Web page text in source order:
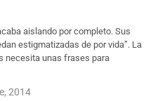
aislando por completo. Sus
estigmatizadas de por vida”. La
necesita unas frases para
2014